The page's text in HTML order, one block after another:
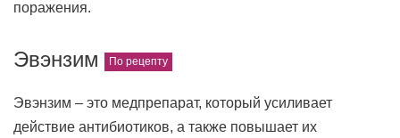
поражения.
Эвэнзим
Эвэнзим – это медпрепарат, который усиливает
действие антибиотиков, а также повышает их